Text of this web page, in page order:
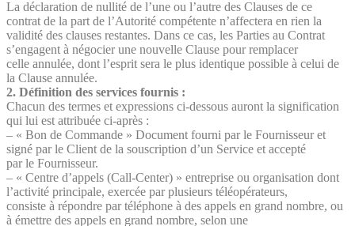
La déclaration de nullité de l’une ou l’autre des Clauses de ce
contrat de la part de l’Autorité compétente n’affectera en rien la
validité des clauses restantes. Dans ce cas, les Parties au Contrat
s’engagent à négocier une nouvelle Clause pour remplacer
celle annulée, dont l’esprit sera le plus identique possible à celui de
la Clause annulée.
2. Définition des services fournis :
Chacun des termes et expressions ci-dessous auront la signification
qui lui est attribuée ci-après :
– « Bon de Commande » Document fourni par le Fournisseur et
signé par le Client de la souscription d’un Service et accepté
par le Fournisseur.
– « Centre d’appels (Call-Center) » entreprise ou organisation dont
l’activité principale, exercée par plusieurs téléopérateurs,
consiste à répondre par téléphone à des appels en grand nombre, ou
à émettre des appels en grand nombre, selon une